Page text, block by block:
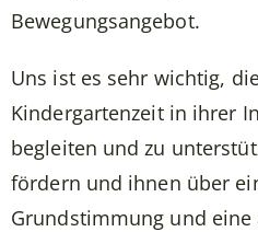
Bewegungsangebot.
Uns ist es sehr wichtig,
Kindergartenzeit in ihrer
begleiten und zu
fördern und ihnen über
Grundstimmung und eine